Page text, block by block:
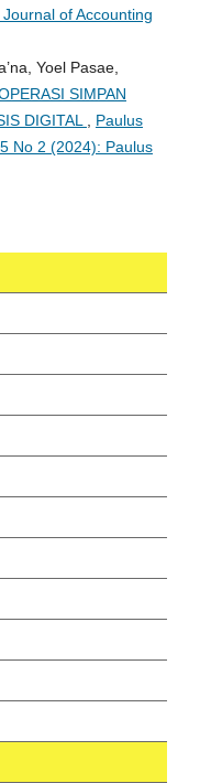
of Accounting
Yoel Pasae,
SIMPAN
DIGITAL
Paulus
No 2 (2024): Paulus